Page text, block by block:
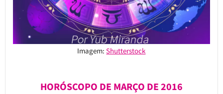
Imagem:Shutterstock
HORÓSCOPO DE MARÇO DE 2016